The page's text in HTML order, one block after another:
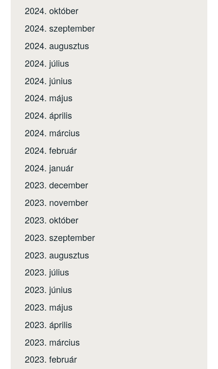
2024. október
2024. szeptember
2024. augusztus
2024. július
2024. június
2024. május
2024. április
2024. március
2024. február
2024. január
2023. december
2023. november
2023. október
2023. szeptember
2023. augusztus
2023. július
2023. június
2023. május
2023. április
2023. március
2023. február